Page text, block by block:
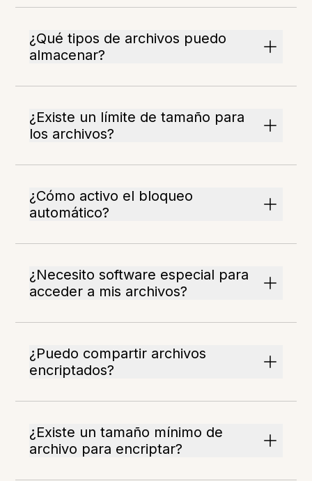
¿Qué tipos de archivos puedo
almacenar?
¿Existe un límite de tamaño para
los archivos?
¿Cómo activo el bloqueo
automático?
¿Necesito software especial para
acceder a mis archivos?
¿Puedo compartir archivos
encriptados?
¿Existe un tamaño mínimo de
archivo para encriptar?